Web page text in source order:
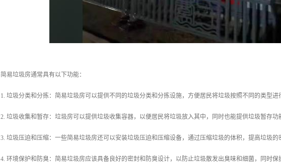
简易垃圾房通常具有以下功能：
1. 垃圾分类和分拣：简易垃圾房可以提供不同的垃圾分类和分拣设施，方便居民将垃圾按照不同的类型进
2. 垃圾收集和暂存：垃圾房可以提供垃圾收集容器，以便居民将垃圾放入其中，同时也能提供垃圾暂存功
3. 垃圾压迫和压缩：一些简易垃圾房还可以安装垃圾压迫和压缩设备，通过压缩垃圾的体积，提高垃圾的
4. 环境保护和防臭：简易垃圾房应该具备良好的密封和防臭设计，以防止垃圾散发出臭味和细菌，同时保